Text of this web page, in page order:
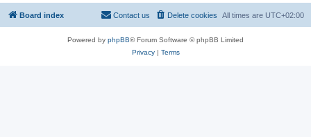
Board index All times are UTC+02:00
Delete cookies
Contact us
Powered by phpBB® Forum Software © phpBB Limited
Privacy| Terms